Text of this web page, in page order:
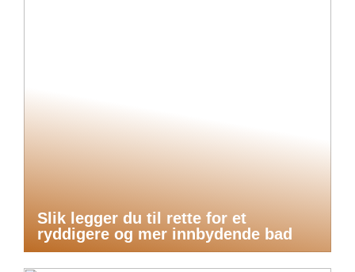
Slik legger du til rette for et
ryddigere og mer innbydende bad